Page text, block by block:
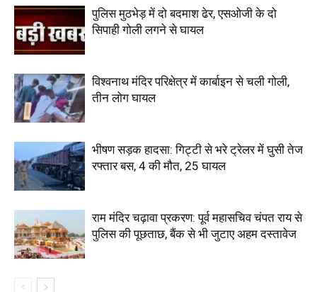
पुलिस मुठभेड़ में दो बदमाश ढेर, एसओजी के दो
सिपाही गोली लगने से घायल
विश्वनाथ मंदिर परिक्षेत्र में कार्बाइन से चली गोली,
तीन लोग घायल
भीषण सड़क हादसा: गिट्टी से भरे ट्रेलर में घुसी तेज
रफ्तार बस, 4 की मौत, 25 घायल
राम मंदिर चढ़ावा प्रकरण: पूर्व महासचिव चंपत राय से
पुलिस की पूछताछ, बैंक से भी जुटाए अहम दस्तावेज